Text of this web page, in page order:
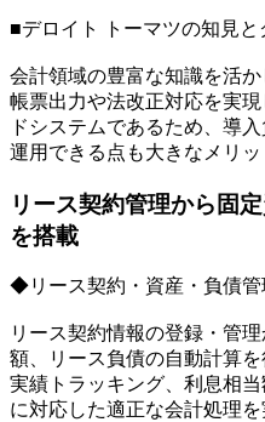
■デロイト トーマツの知見
会計領域の豊富な知識を活
帳票出力や法改正対応を実
ドシステムであるため、導
運用できる点も大きなメリッ
リース契約管理から固
を搭載
◆リース契約・資産・負債管
リース契約情報の登録・管
額、リース負債の自動計算
実績トラッキング、利息相
に対応した適正な会計処理を